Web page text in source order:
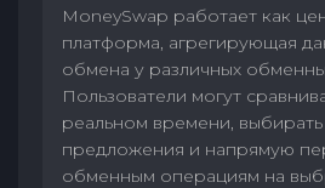
MoneySwap работает как
платформа, агрегирующая
обмена у различных
Пользователи могут
реальном времени,
предложения и напрямую
обменным операциям на